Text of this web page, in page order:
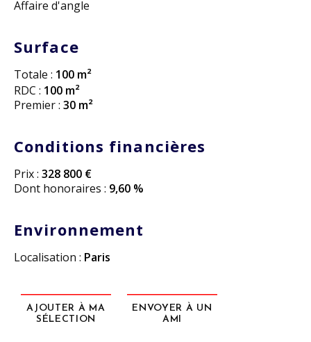
Affaire d'angle
Surface
Totale : 100 m²
RDC : 100 m²
Premier : 30 m²
Conditions financières
Prix : 328 800 €
Dont honoraires : 9,60 %
Environnement
Localisation : Paris
AJOUTER À MA
SÉLECTION
ENVOYER À UN
AMI